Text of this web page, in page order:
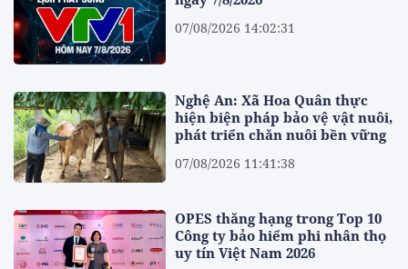
07/08/2026 14:02:31
Nghệ An: Xã Hoa Quân thực
hiện biện pháp bảo vệ vật nuôi,
phát triển chăn nuôi bền vững
07/08/2026 11:41:38
OPES thăng hạng trong Top 10
Công ty bảo hiểm phi nhân thọ
uy tín Việt Nam 2026